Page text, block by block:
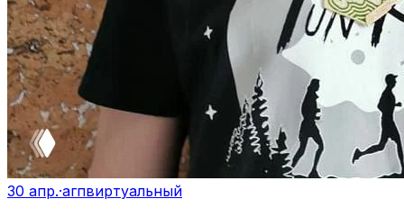
30 апр.·агпвиртуальный